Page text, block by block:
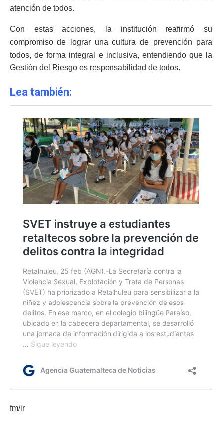
atención de todos.
Con estas acciones, la institución reafirmó su
compromiso de lograr una cultura de prevención para
todos, de forma integral e inclusiva, entendiendo que la
Gestión del Riesgo es responsabilidad de todos.
Lea también:
fm/ir